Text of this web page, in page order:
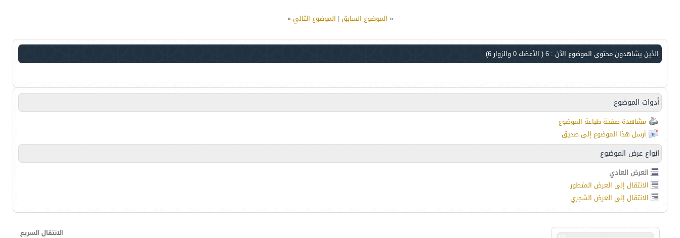
« الموضوع السابق| الموضوع التالي»
الذين يشاهدون محتوى الموضوع الآن : 6 ( الأعضاء 0 والزوار 6)
أدوات الموضوع
مشاهدة صفحة طباعة الموضوع
أرسل هذا الموضوع إلى صديق
انواع عرض الموضوع
العرض العادي
الانتقال إلى العرض المتطور
الانتقال إلى العرض الشجري
الانتقال السريع